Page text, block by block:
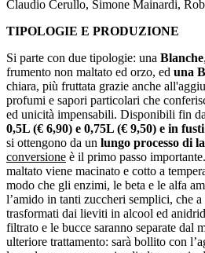
Claudio Cerullo, Simone Mainardi,
TIPOLOGIE E PRODUZIONE
Si parte con due tipologie: una Blanche
frumento non maltato ed orzo, ed una
chiara, più fruttata grazie anche
profumi e sapori particolari che
ed unicità impensabili. Disponibili fin
0,5L (€ 6,90) e 0,75L (€ 9,50) e in
si ottengono da un lungo processo di
conversione è il primo passo
maltato viene macinato e cotto a
modo che gli enzimi, le beta e le alfa
l’amido in tanti zuccheri semplici, che
trasformati dai lieviti in alcool ed
filtrato e le bucce saranno separate dal
ulteriore trattamento: sarà bollito con